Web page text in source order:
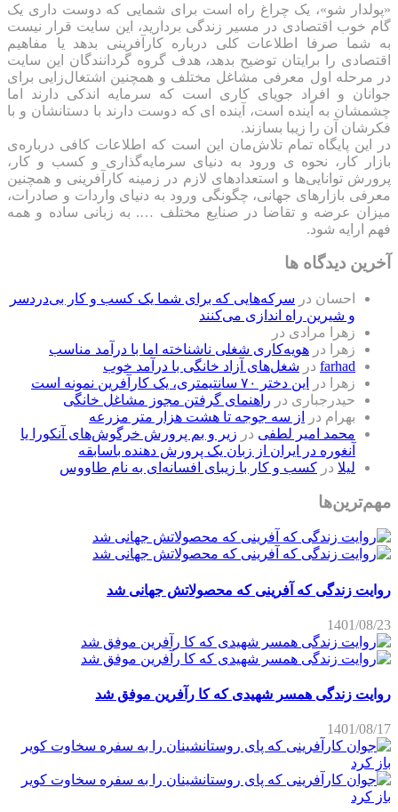
«پولدار شو»، یک چراغ راه است برای شمایی که دوست داری یک
گام خوب اقتصادی در مسیر زندگی بردارید، این سایت قرار نیست
به شما صرفا اطلاعات کلی درباره کارآفرینی بدهد یا مفاهیم
اقتصادی را برایتان توضیح بدهد، هدف گروه گردانندگان این سایت
در مرحله اول معرفی مشاغل مختلف و همچنین اشتغال‌زایی برای
جوانان و افراد جویای کاری است که سرمایه اندکی دارند اما
چشمشان به آینده است، آینده ای که دوست دارند با دستانشان و با
فکرشان آن را زیبا بسازند.
در این پایگاه تمام تلاش‌مان این است که ‌اطلاعات کافی درباره‌ی
بازار کار، نحوه ی ورود به دنیای سرمایه‌گذاری و کسب و کار،
پرورش توانایی‌ها و استعدادهای لازم در زمینه کارآفرینی و همچنین
معرفی بازارهای جهانی، چگونگی ورود به دنیای واردات و صادرات،
میزان عرضه و تقاضا در صنایع مختلف …. به زبانی ساده و همه
فهم ارایه شود.
آخرین دیدگاه ها
احسان در سرکه‌هایی که برای شما یک کسب و کار بی‌دردسر
و شیرین راه اندازی می‌کنند
زهرا مرادی در
زهرا
در هویه‌کاری شغلی ناشناخته اما با درآمد مناسب
farhad در شغل‌های آزاد خانگی با درآمد خوب
زهرا
در
این دختر ۷۰ سانتیمتری، یک کارآفرین نمونه است
حیدرجباری در راهنمای گرفتن مجوز مشاغل خانگی
بهرام در
از سه جوجه تا هشت هزار متر مزرعه
محمد امیر لطفی در زیر و بم پرورش خرگوش‌های آنکورا یا
آنغوره در ایران از زبان یک پرورش دهنده باسابقه
لیلا در کسب و کار با زیبای افسانه‌ای به نام طاووس
مهم‌ترین‌ها
روایت زندگی که آفرینی که محصولاتش جهانی شد
1401/08/23
روایت زندگی همسر شهیدی که کا رآفرین موفق شد
1401/08/17